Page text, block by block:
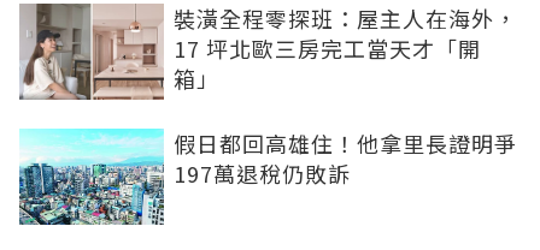
裝潢全程零探班：屋主人在海外，
17 坪北歐三房完工當天才「開
箱」
假日都回高雄住！他拿里長證明爭
197萬退稅仍敗訴